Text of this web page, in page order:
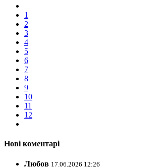
1
2
3
4
5
6
7
8
9
10
11
12
Нові коментарі
Любов 17.06.2026 12:26